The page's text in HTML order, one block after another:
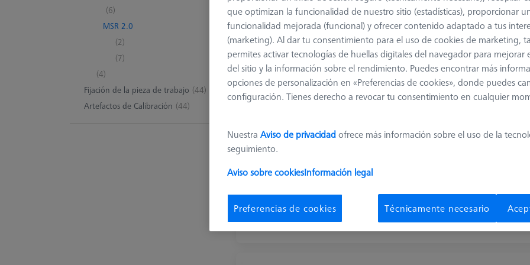
(6)
MSR 2.0
(2)
(7)
(4)
Fijación de la pieza de trabajo (44)
Artefactos de Calibración (44)
MSR 2.0 Base Column Z800
626100-9300-800
Product Type Sensor Rack Material
Aluminum
Application
Store
Machine
SPECTRUM, CONTURA, PRISMO
Multi-Sensor-Rack (MSR) 2.0
Product Type
Material
Aluminum Application
Store
1000
que optimizan la funcionalidad de nuestro sitio (estadísticas), proporcionar
funcionalidad mejorada (funcional) y ofrecer contenido adaptado a tus
(marketing). Al dar tu consentimiento para el uso de cookies de marketing,
permites activar tecnologías de huellas digitales del navegador para mejorar
del sitio y la información sobre el rendimiento. Puedes encontrar más
opciones de personalización en «Preferencias de cookies», donde puedes
configuración. Tienes derecho a revocar tu consentimiento en cualquier
Nuestra Aviso de privacidadofrece más información sobre el uso de la
seguimiento.
Aviso sobre cookiesInformación legal
Preferencias de cookies Técnicamente necesario